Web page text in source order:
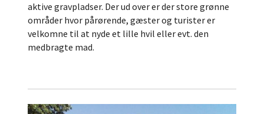
aktive gravpladser. Der ud over er der store grønne
områder hvor pårørende, gæster og turister er
velkomne til at nyde et lille hvil eller evt. den
medbragte mad.